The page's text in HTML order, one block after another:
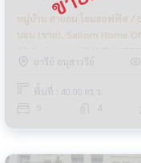
หมู่บ้าน สายลม โฮมออฟฟิศ /
นอน (ขาย), Sailom Home
/ 5 Bedrooms (SALE)
อารีย์ อนุสาวรีย์
พื้นที่ : 40.00 ตร.ว.
5 4